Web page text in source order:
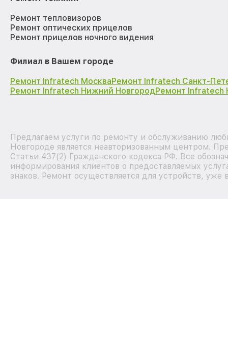
Ремонт тепловизоров
Ремонт оптических прицелов
Ремонт прицелов ночного видения
Филиал в Вашем городе
Ремонт Infratech МоскваРемонт Infratech Санкт-
Ремонт Infratech Нижний НовгородРемонт Infratech
Предлагаем услуги по ремонту и обслуживанию
Новгороде является неавторизованным центром.
Статьи 437(2) Гражданского кодекса РФ. Все
информирования клиентов о предоставляемых
знаков. Ремонт осуществляется для устройств,